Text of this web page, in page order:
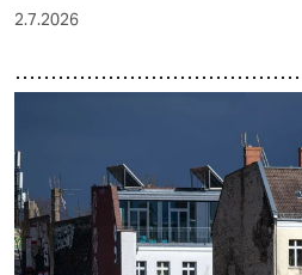
2.7.2026